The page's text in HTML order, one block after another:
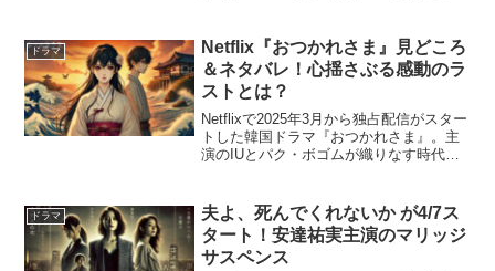
本記事では、『豊臣兄弟！』第1話のあら
すじ、主要キ...
ドラマ
Netflix『おつかれさま』見どころ
＆ネタバレ！心揺さぶる感動のラ
ストとは？
Netflixで2025年3月から独占配信がスター
トした韓国ドラマ『おつかれさま』。主
演のIUとパク・ボゴムが織りなす時代を
代までの済州島。戦後の激動の時代を
背...
ドラマ
夫よ、死んでくれないか が4/7ス
タート！安達祐実主演のマリッジ
サスペンス